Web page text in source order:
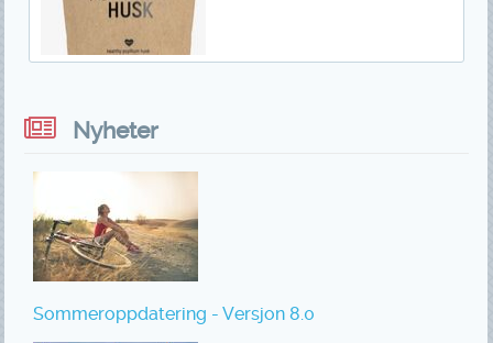
Nyheter
Sommeroppdatering - Versjon 8.0